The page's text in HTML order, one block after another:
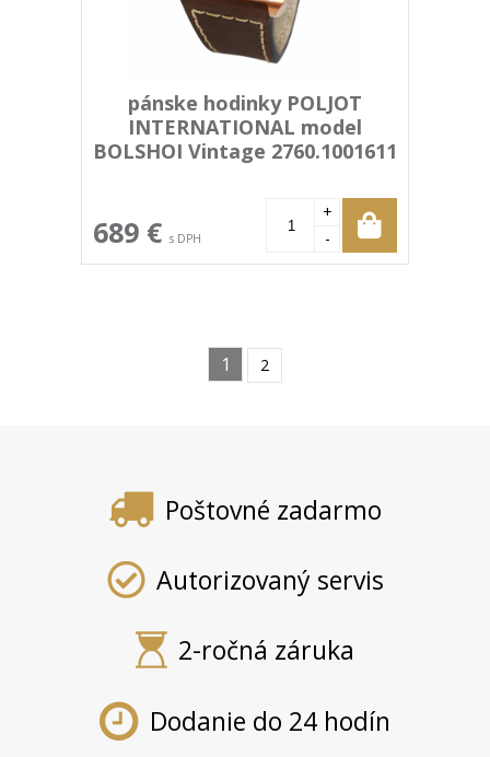
pánske hodinky POLJOT
INTERNATIONAL model
BOLSHOI Vintage 2760.1001611
689 € s DPH
+
-
1 2
Poštovné zadarmo
Autorizovaný servis
2-ročná záruka
Dodanie do 24 hodín